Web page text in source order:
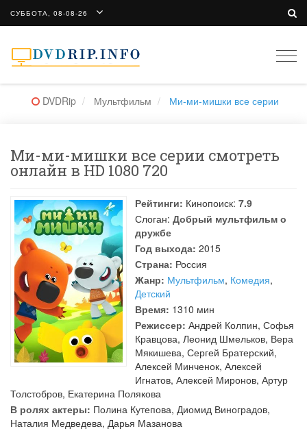
СУББОТА, 08-08-26
DVDRip Мультфильм Ми-ми-мишки все серии
Ми-ми-мишки все серии смотреть
онлайн в HD 1080 720
Рейтинги: Кинопоиск: 7.9
Слоган: Добрый мультфильм о
дружбе
Год выхода: 2015
Страна: Россия
Жанр: Мультфильм, Комедия,
Детский
Время: 1310 мин
Режиссер: Андрей Колпин, Софья
Кравцова, Леонид Шмельков, Вера
Мякишева, Сергей Братерский,
Алексей Минченок, Алексей
Игнатов, Алексей Миронов, Артур
Толстобров, Екатерина Полякова
В ролях актеры: Полина Кутепова, Диомид Виноградов,
Наталия Медведева, Дарья Мазанова